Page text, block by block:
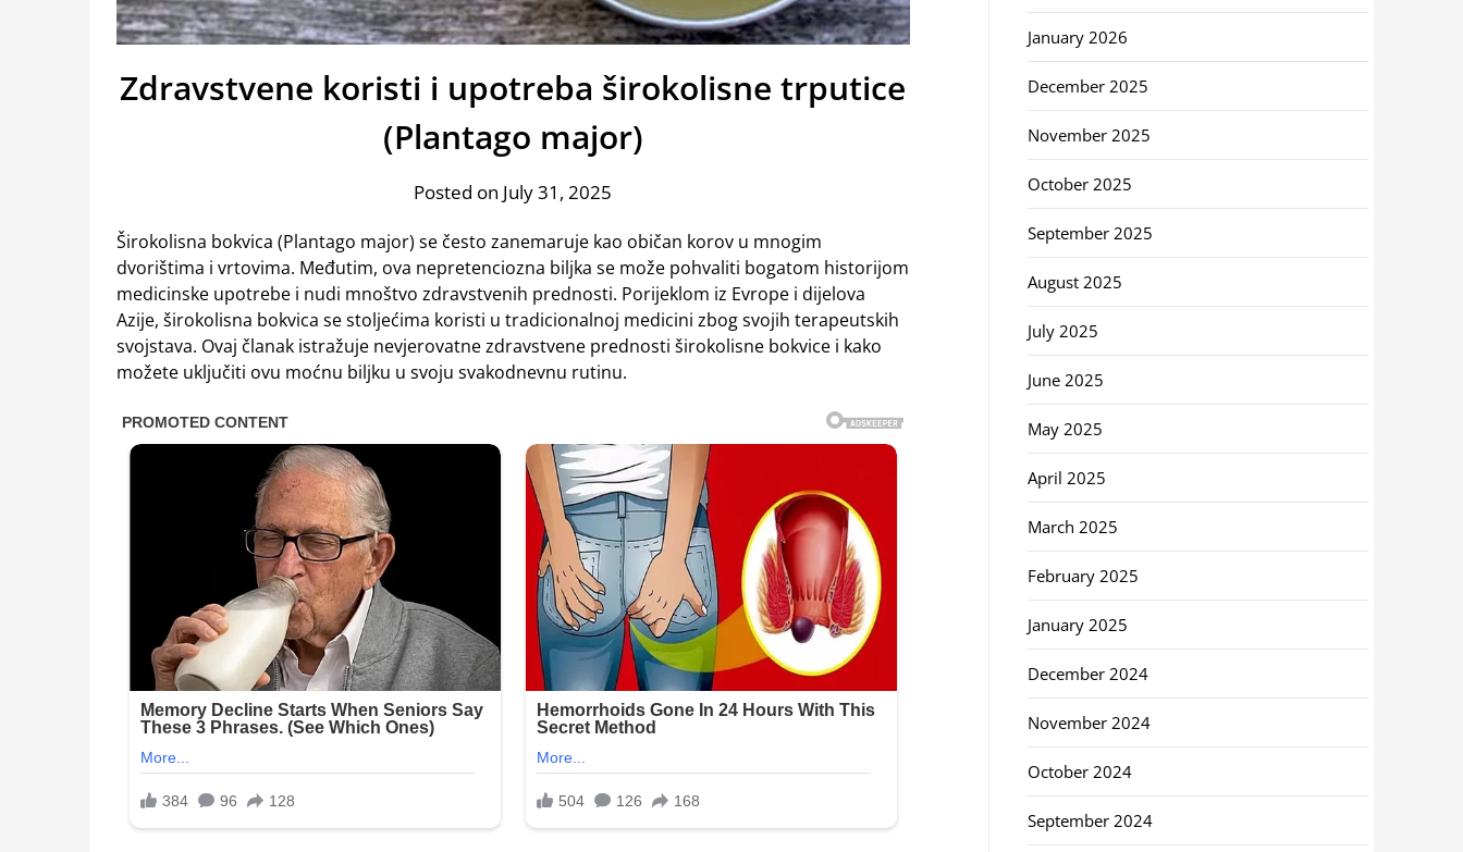
Zdravstvene koristi i upotreba širokolisne trputice
(Plantago major)
Posted on July 31, 2025
Širokolisna bokvica (Plantago major) se često zanemaruje kao običan korov u mnogim
dvorištima i vrtovima. Međutim, ova nepretenciozna biljka se može pohvaliti bogatom historijom
medicinske upotrebe i nudi mnoštvo zdravstvenih prednosti. Porijeklom iz Evrope i dijelova
Azije, širokolisna bokvica se stoljećima koristi u tradicionalnoj medicini zbog svojih terapeutskih
svojstava. Ovaj članak istražuje nevjerovatne zdravstvene prednosti širokolisne bokvice i kako
možete uključiti ovu moćnu biljku u svoju svakodnevnu rutinu.
January 2026
December 2025
November 2025
October 2025
September 2025
August 2025
July 2025
June 2025
May 2025
April 2025
March 2025
February 2025
January 2025
December 2024
November 2024
October 2024
September 2024